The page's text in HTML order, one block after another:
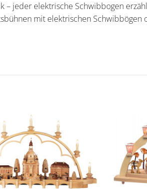
jeder elektrische Schwibbogen
mit elektrischen Schwibbögen